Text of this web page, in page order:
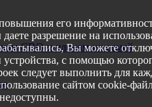
СВО и членам их семей
его
разрешение на
Вы можете
устройства, с помощью
следует выполнить для
сайтом cookie-